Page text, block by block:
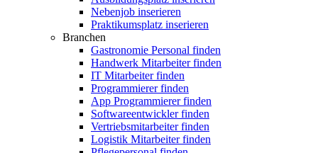
Nebenjob inserieren
Praktikumsplatz inserieren
Branchen
Gastronomie Personal finden
Handwerk Mitarbeiter finden
IT Mitarbeiter finden
Programmierer finden
App Programmierer finden
Softwareentwickler finden
Vertriebsmitarbeiter finden
Logistik Mitarbeiter finden